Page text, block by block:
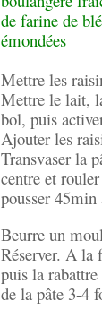
de farine de
émondées
Mettre les
Mettre le lait,
bol, puis
Ajouter les
Transvaser la
centre et
pousser
Beurre un
Réserver. A la
puis la
de la pâte 3-4